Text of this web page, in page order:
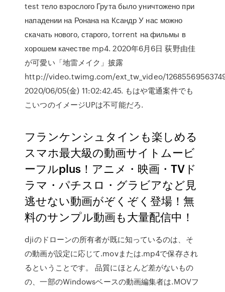
test тело взрослого Грута было уничтожено при
нападении на Ронана на Ксандр У нас можно
скачать нового, старого, torrent на фильмы в
хорошем качестве mp4. 2020年6月6日 荻野由佳
が可愛い「地雷メイク」披露
http://video.twimg.com/ext_tw_video/
2020/06/05(金) 11:02:42.45. もはや電通案件でも
こいつのイメージUPは不可能だろ.
フランケンシュタインも楽しめる
スマホ最大級の動画サイトムービ
ーフルplus！アニメ・映画・TVド
ラマ・パチスロ・グラビアなど見
逃せない動画がぞくぞく登場！無
料のサンプル動画も大量配信中！
djiのドローンの所有者が既に知っているのは、そ
の動画が設定に応じて.movまたは.mp4で保存され
るということです。 品質にほとんど差がないもの
の、一部のWindowsベースの動画編集者は.MOVフ